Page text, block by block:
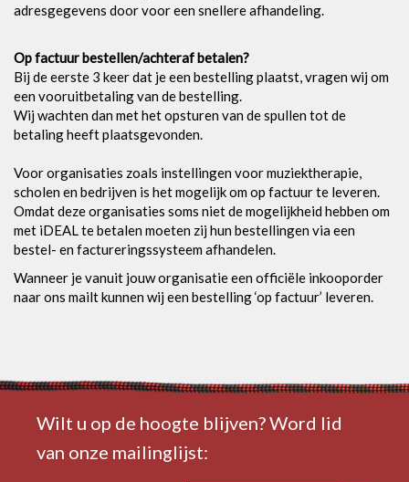
adresgegevens door voor een snellere afhandeling.
Op factuur bestellen/achteraf betalen?
Bij de eerste 3 keer dat je een bestelling plaatst, vragen wij om
een vooruitbetaling van de bestelling.
Wij wachten dan met het opsturen van de spullen tot de
betaling heeft plaatsgevonden.
Voor organisaties zoals instellingen voor muziektherapie,
scholen en bedrijven is het mogelijk om op factuur te leveren.
Omdat deze organisaties soms niet de mogelijkheid hebben om
met iDEAL te betalen moeten zij hun bestellingen via een
bestel- en factureringssysteem afhandelen.
Wanneer je vanuit jouw organisatie een officiële inkooporder
naar ons mailt kunnen wij een bestelling ‘op factuur’ leveren.
Wilt u op de hoogte blijven? Word lid
van onze mailinglijst: